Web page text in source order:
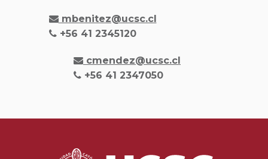
mbenitez@ucsc.cl
+56 41 2345120
cmendez@ucsc.cl
+56 41 2347050